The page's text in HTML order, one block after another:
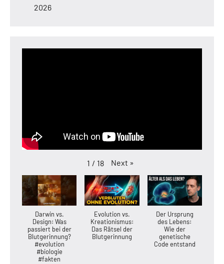
2026
1 / 18 Next »
Darwin vs.
Design: Was
passiert bei der
Blutgerinnung?
#evolution
#biologie
#fakten
Evolution vs.
Kreationismus:
Das Rätsel der
Blutgerinnung
Der Ursprung
des Lebens:
Wie der
genetische
Code entstand